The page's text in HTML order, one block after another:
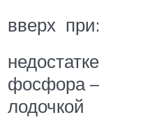
вверх при:
недостатке
фосфора –
лодочкой